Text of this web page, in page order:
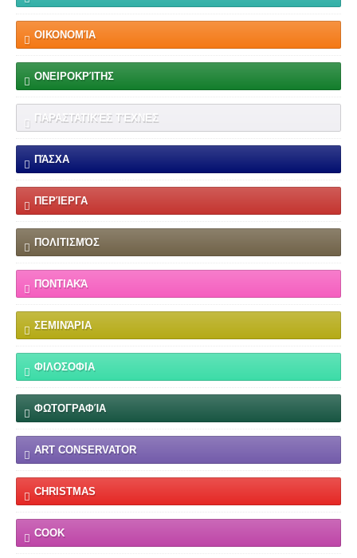
ΟΙΚΟΝΟΜΊΑ
ΟΝΕΙΡΟΚΡΊΤΗΣ
ΠΑΡΑΣΤΑΤΙΚΈΣ ΤΈΧΝΕΣ
ΠΆΣΧΑ
ΠΕΡΊΕΡΓΑ
ΠΟΛΙΤΙΣΜΌΣ
ΠΟΝΤΙΑΚΆ
ΣΕΜΙΝΆΡΙΑ
ΦΙΛΟΣΟΦΙΑ
ΦΩΤΟΓΡΑΦΊΑ
ART CONSERVATOR
CHRISTMAS
COOK